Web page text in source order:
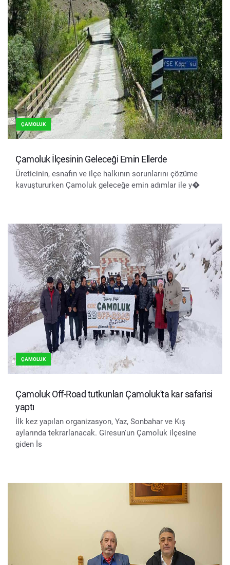
ÇAMOLUK
Çamoluk İlçesinin Geleceği Emin Ellerde
Üreticinin, esnafın ve ilçe halkının sorunlarını çözüme
kavuştururken Çamoluk geleceğe emin adımlar ile y�
ÇAMOLUK
Çamoluk Off-Road tutkunları Çamoluk'ta kar safarisi
yaptı
İlk kez yapılan organizasyon, Yaz, Sonbahar ve Kış
aylarında tekrarlanacak. Giresun'un Çamoluk ilçesine
giden İs